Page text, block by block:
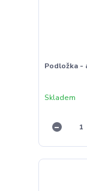
Podložka -
Skladem